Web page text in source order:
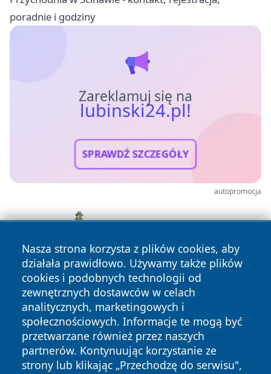
poradnie i godziny
Zareklamuj się na
lubinski24.pl!
SPRAWDŹ SZCZEGÓŁY
autopromocja
Nasza strona korzysta z plików cookies, aby
działała prawidłowo. Używamy także plików
cookies i podobnych technologii od
zewnętrznych dostawców w celach
analitycznych, marketingowych i
społecznościowych. Informacje te mogą być
przetwarzane również przez naszych
partnerów. Kontynuując korzystanie ze
strony lub klikając „Przechodzę do serwisu",
Copyright © 2026 lubinski24.pl Wszystkie prawa zastrzeżone.